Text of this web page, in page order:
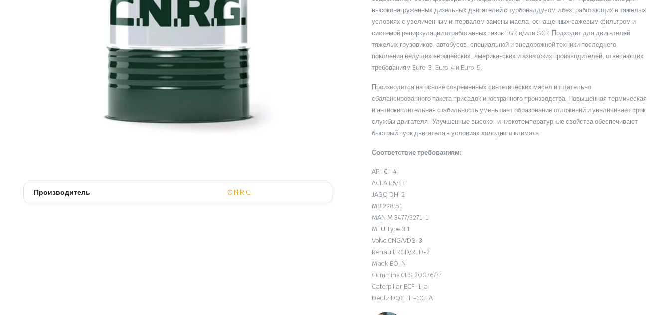
Многофункциональные масла
Производитель С.N.R.G.
высоконагруженных дизельных двигателей с турбонаддувом и без, работающих в тяжелых
условиях с увеличенным интервалом замены масла, оснащенных сажевым фильтром и
системой рециркуляции отработанных газов EGR и/или SCR. Подходит для двигателей
тяжелых грузовиков, автобусов, специальной и внедорожной техники последнего
поколения ведущих европейских, американских и азиатских производителей, отвечающих
требованиям Euro-3, Euro-4 и Euro-5.
Производится на основе современных синтетических масел и тщательно
сбалансированного пакета присадок иностранного производства. Повышенная термическая
и антиокислительная стабильность уменьшает образование отложений и увеличивает срок
службы двигателя. Улучшенные высоко- и низкотемпературные свойства обеспечивают
быстрый пуск двигателя в условиях холодного климата.
Соответствие требованиям:
API CI-4
ACEA E6/E7
JASO DH-2
MB 228.51
MAN M 3477/3271-1
MTU Type 3.1
Volvo CNG/VDS-3
Renault RGD/RLD-2
Mack EO-N
Cummins CES 20076/77
Caterpillar ECF-1-a
Deutz DQC III-10 LA